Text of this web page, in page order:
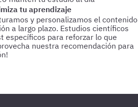
tu aprendizaje
y personalizamos el contenido
a largo plazo. Estudios científicos
específicos para reforzar lo que
nuestra recomendación para